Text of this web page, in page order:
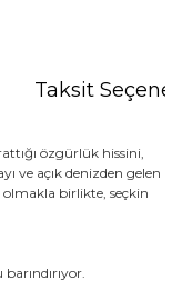
Taksit
özgürlük hissini,
ve açık denizden gelen
olmakla birlikte, seçkin